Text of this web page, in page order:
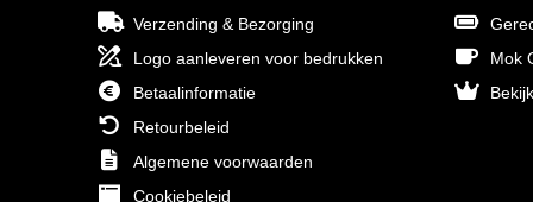
Verzending & Bezorging
Logo aanleveren voor bedrukken
Betaalinformatie
Retourbeleid
Algemene voorwaarden
Cookiebeleid
Mok